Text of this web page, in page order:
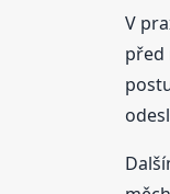
V
před